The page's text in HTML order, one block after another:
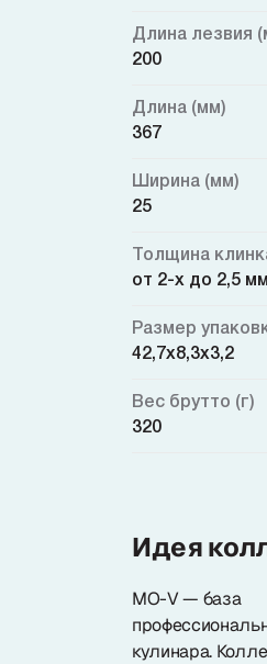
Длина лезвия
200
Длина (мм)
367
Ширина (мм)
25
Толщина
от 2-х до 2,5 мм
Размер
42,7x8,3x3,2
Вес брутто (г)
320
Идея
MO-V — база
кулинара.